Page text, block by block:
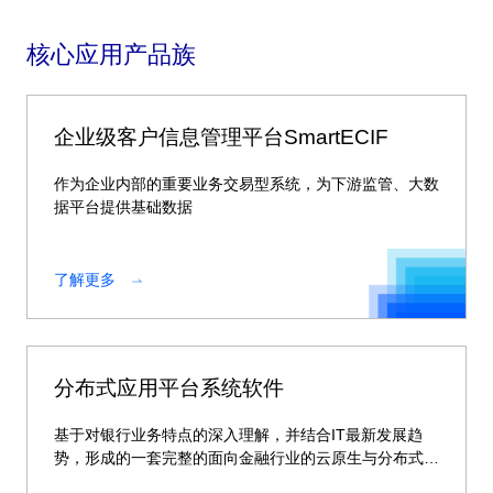
核心应用产品族
企业级客户信息管理平台SmartECIF
作为企业内部的重要业务交易型系统，为下游监管、大数
据平台提供基础数据
了解更多
分布式应用平台系统软件
基于对银行业务特点的深入理解，并结合IT最新发展趋
势，形成的一套完整的面向金融行业的云原生与分布式整